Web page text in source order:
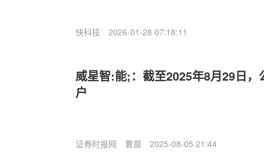
快科技 2026-01-28 07:18:11
威星智:能;：截至2025年8月29日，
户
证券时报网 曹晨 2025-08-05 21:44